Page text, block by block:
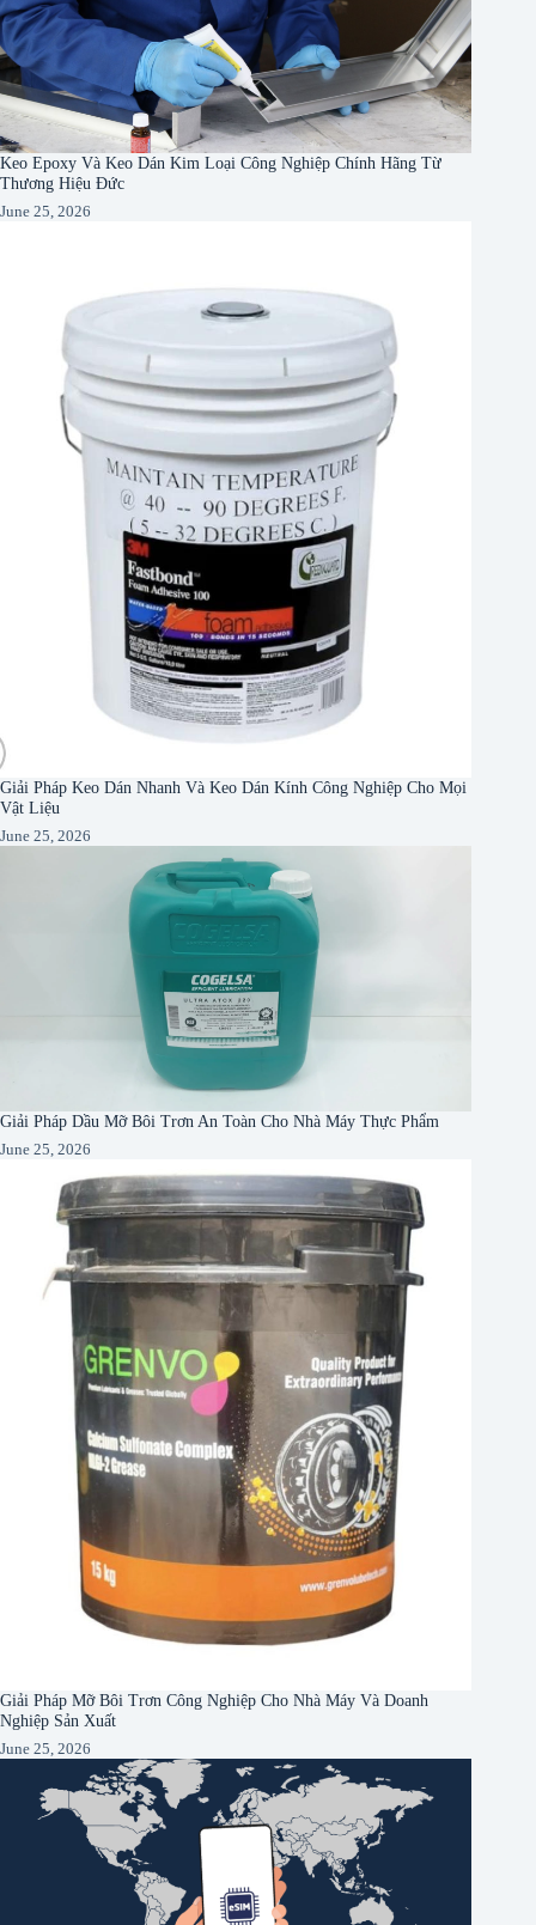
Keo Epoxy Và Keo Dán Kim Loại Công Nghiệp Chính Hãng Từ
Thương Hiệu Đức
June 25, 2026
Giải Pháp Keo Dán Nhanh Và Keo Dán Kính Công Nghiệp Cho Mọi
Vật Liệu
June 25, 2026
Giải Pháp Dầu Mỡ Bôi Trơn An Toàn Cho Nhà Máy Thực Phẩm
June 25, 2026
Giải Pháp Mỡ Bôi Trơn Công Nghiệp Cho Nhà Máy Và Doanh
Nghiệp Sản Xuất
June 25, 2026